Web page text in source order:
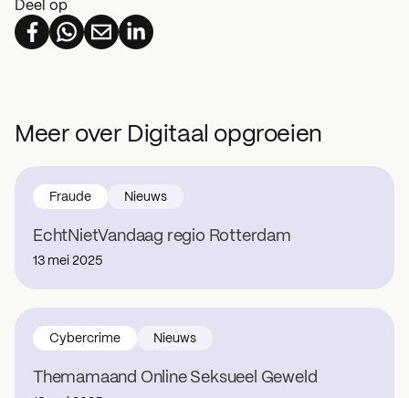
Deel op
Meer over Digitaal opgroeien
EchtNietVandaag regio Rotterdam
Fraude Nieuws
13 mei 2025
Themamaand Online Seksueel Geweld
Cybercrime Nieuws